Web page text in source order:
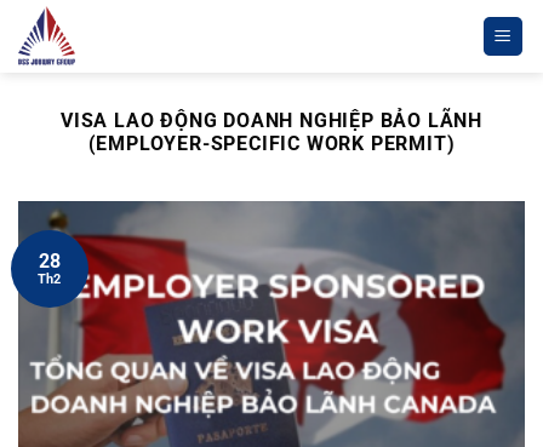
Chuyển
đến
VISA LAO ĐỘNG DOANH NGHIỆP BẢO LÃNH
(EMPLOYER-SPECIFIC WORK PERMIT)
28
Th2